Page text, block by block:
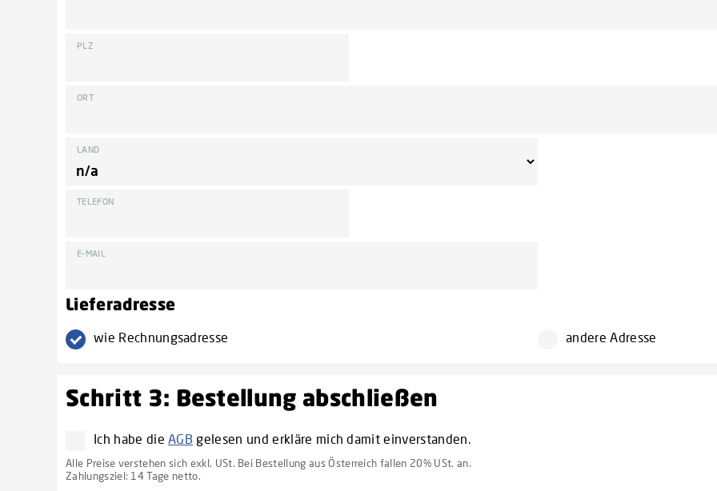
PLZ
ORT
LAND
TELEFON
E-MAIL
Lieferadresse
wie Rechnungsadresse andere Adresse
Schritt 3: Bestellung abschließen
Ich habe dieAGB gelesen und erkläre mich damit einverstanden.
Alle Preise verstehen sich exkl. USt. Bei Bestellung aus Österreich fallen 20% USt. an.
Zahlungsziel: 14 Tage netto.